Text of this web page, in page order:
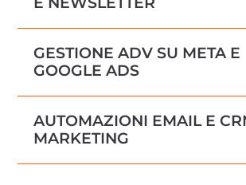
GESTIONE ADV SU META E
GOOGLE ADS
AUTOMAZIONI EMAIL E
MARKETING